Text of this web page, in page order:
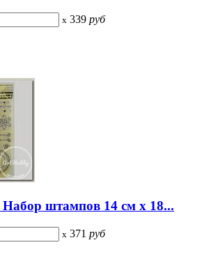
x 339 руб
штампов 14 см х 18...
x 371 руб